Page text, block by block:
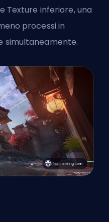
Texture inferiore, una
processi in
simultaneamente.